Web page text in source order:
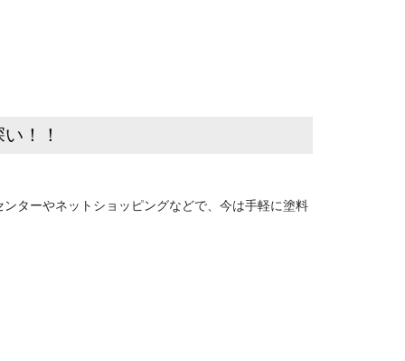
！！
ターやネットショッピングなどで、今は手軽に塗料